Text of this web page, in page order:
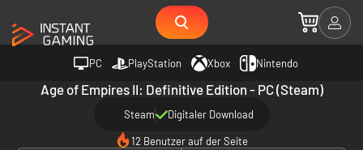
PC PlayStation Xbox Nintendo
Age of Empires II: Definitive Edition - PC (Steam)
Steam Digitaler Download
12 Benutzer auf der Seite